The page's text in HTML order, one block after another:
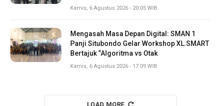
Kamis, 6 Agustus 2026 - 20:05 WIB
Mengasah Masa Depan Digital: SMAN 1
Panji Situbondo Gelar Workshop XL.SMART
Bertajuk “Algoritma vs Otak
Kamis, 6 Agustus 2026 - 17:09 WIB
LOAD MORE